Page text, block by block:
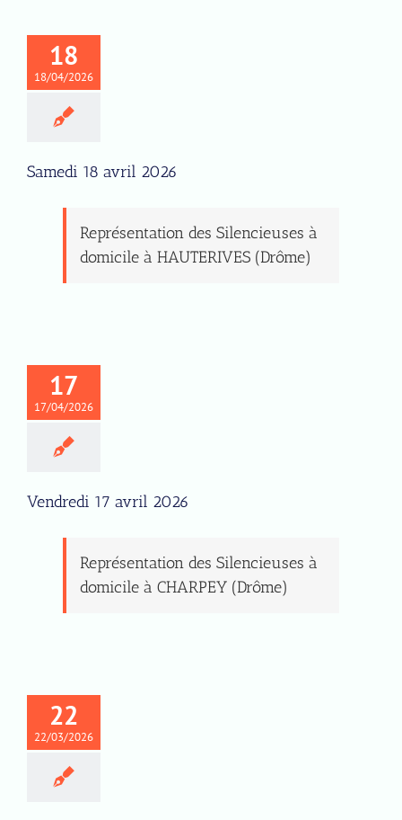
18
18/04/2026
Samedi 18 avril 2026
Représentation des Silencieuses à
domicile à HAUTERIVES (Drôme)
17
17/04/2026
Vendredi 17 avril 2026
Représentation des Silencieuses à
domicile à CHARPEY (Drôme)
22
22/03/2026